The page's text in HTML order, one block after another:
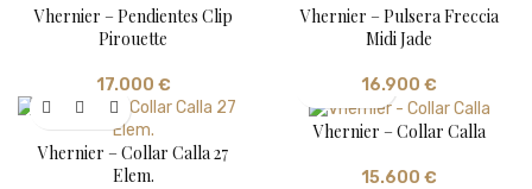
Vhernier – Pendientes Clip
Pirouette
17.000 €
Vhernier – Pulsera Freccia
Midi Jade
16.900 €
Vhernier – Collar Calla 27
Elem.
Vhernier – Collar Calla
15.600 €